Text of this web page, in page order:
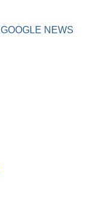
GOOGLE NEWS